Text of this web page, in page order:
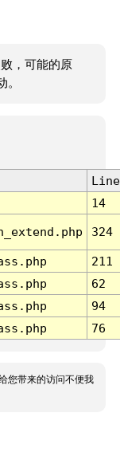
，可能的原
Line
14
324
211
62
94
76
您带来的访问不便我